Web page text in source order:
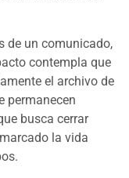
de un comunicado,
contempla que
el archivo de
permanecen
busca cerrar
la vida